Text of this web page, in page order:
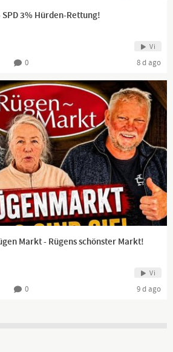
3% Hürden-Rettung!
Vi
0 8 d ago
Markt - Rügens schönster Markt!
Vi
0 9 d ago